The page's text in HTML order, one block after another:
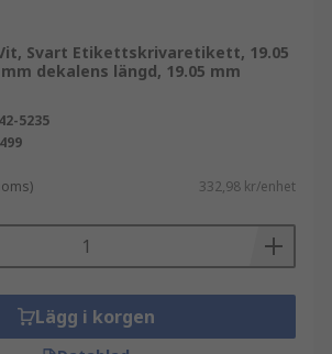
och applikationer. Dessa
med lättavtagbar baksida för
kommer också i ett urval
stilar, färger och kan vara
varje kunds behov.
fäster på de renaste,
och kan också användas
Svart Etikettskrivaretikett, 19.05
dekalens längd, 19.05 mm
5235
332,98 kr/enhet
Lägg i korgen